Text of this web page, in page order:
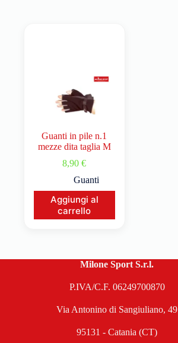
Guanti in pile n.1
mezze dita taglia M
8,90€
Guanti
Aggiungi al
carrello
Milone Sport S.r.l.
P.IVA/C.F. 06249700870
Via Antonino di Sangiuliano, 49
95131 - Catania (CT)